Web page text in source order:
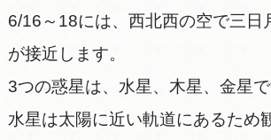
6/16～18には、西北西の空で三日
が接近します。
3つの惑星は、水星、木星、金星で
水星は太陽に近い軌道にあるため